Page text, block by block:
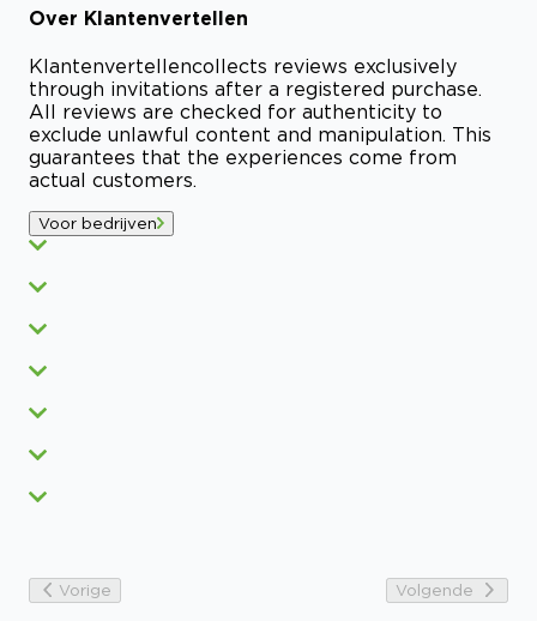
Over Klantenvertellen
Klantenvertellencollects reviews exclusively
through invitations after a registered purchase.
All reviews are checked for authenticity to
exclude unlawful content and manipulation. This
guarantees that the experiences come from
actual customers.
Voor bedrijven
Vorige Volgende